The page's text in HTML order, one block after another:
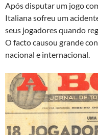
Após disputar um jogo
Italiana sofreu um
seus jogadores quando
O facto causou grande
nacional e internacional.